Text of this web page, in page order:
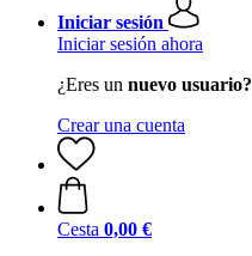
Iniciar sesión
Iniciar sesión ahora
¿Eres un nuevo usuario?
Crear una cuenta
Cesta 0,00 €